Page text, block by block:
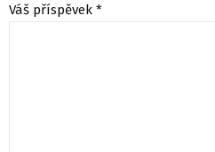
Váš příspěvek *